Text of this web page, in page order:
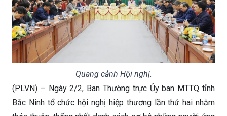
Quang cảnh Hội nghị.
(PLVN) – Ngày 2/2, Ban Thường trực Ủy ban MTTQ tỉnh
Bắc Ninh tổ chức hội nghị hiệp thương lần thứ hai nhằm